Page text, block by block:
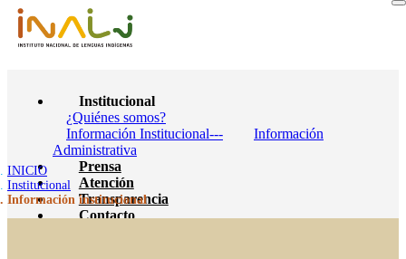
Institucional
¿Quiénes somos?
Información Institucional---
Información
Administrativa
Prensa
Atención
Transparencia
Contacto
INICIO
Institucional
Información institucional